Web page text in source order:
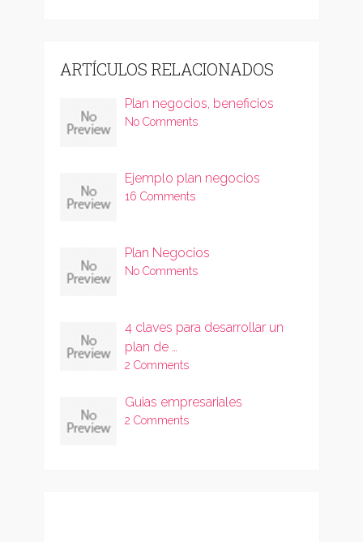
ARTÍCULOS RELACIONADOS
Plan negocios, beneficios
No Comments
Ejemplo plan negocios
16 Comments
Plan Negocios
No Comments
4 claves para desarrollar un
plan de …
2 Comments
Guias empresariales
2 Comments